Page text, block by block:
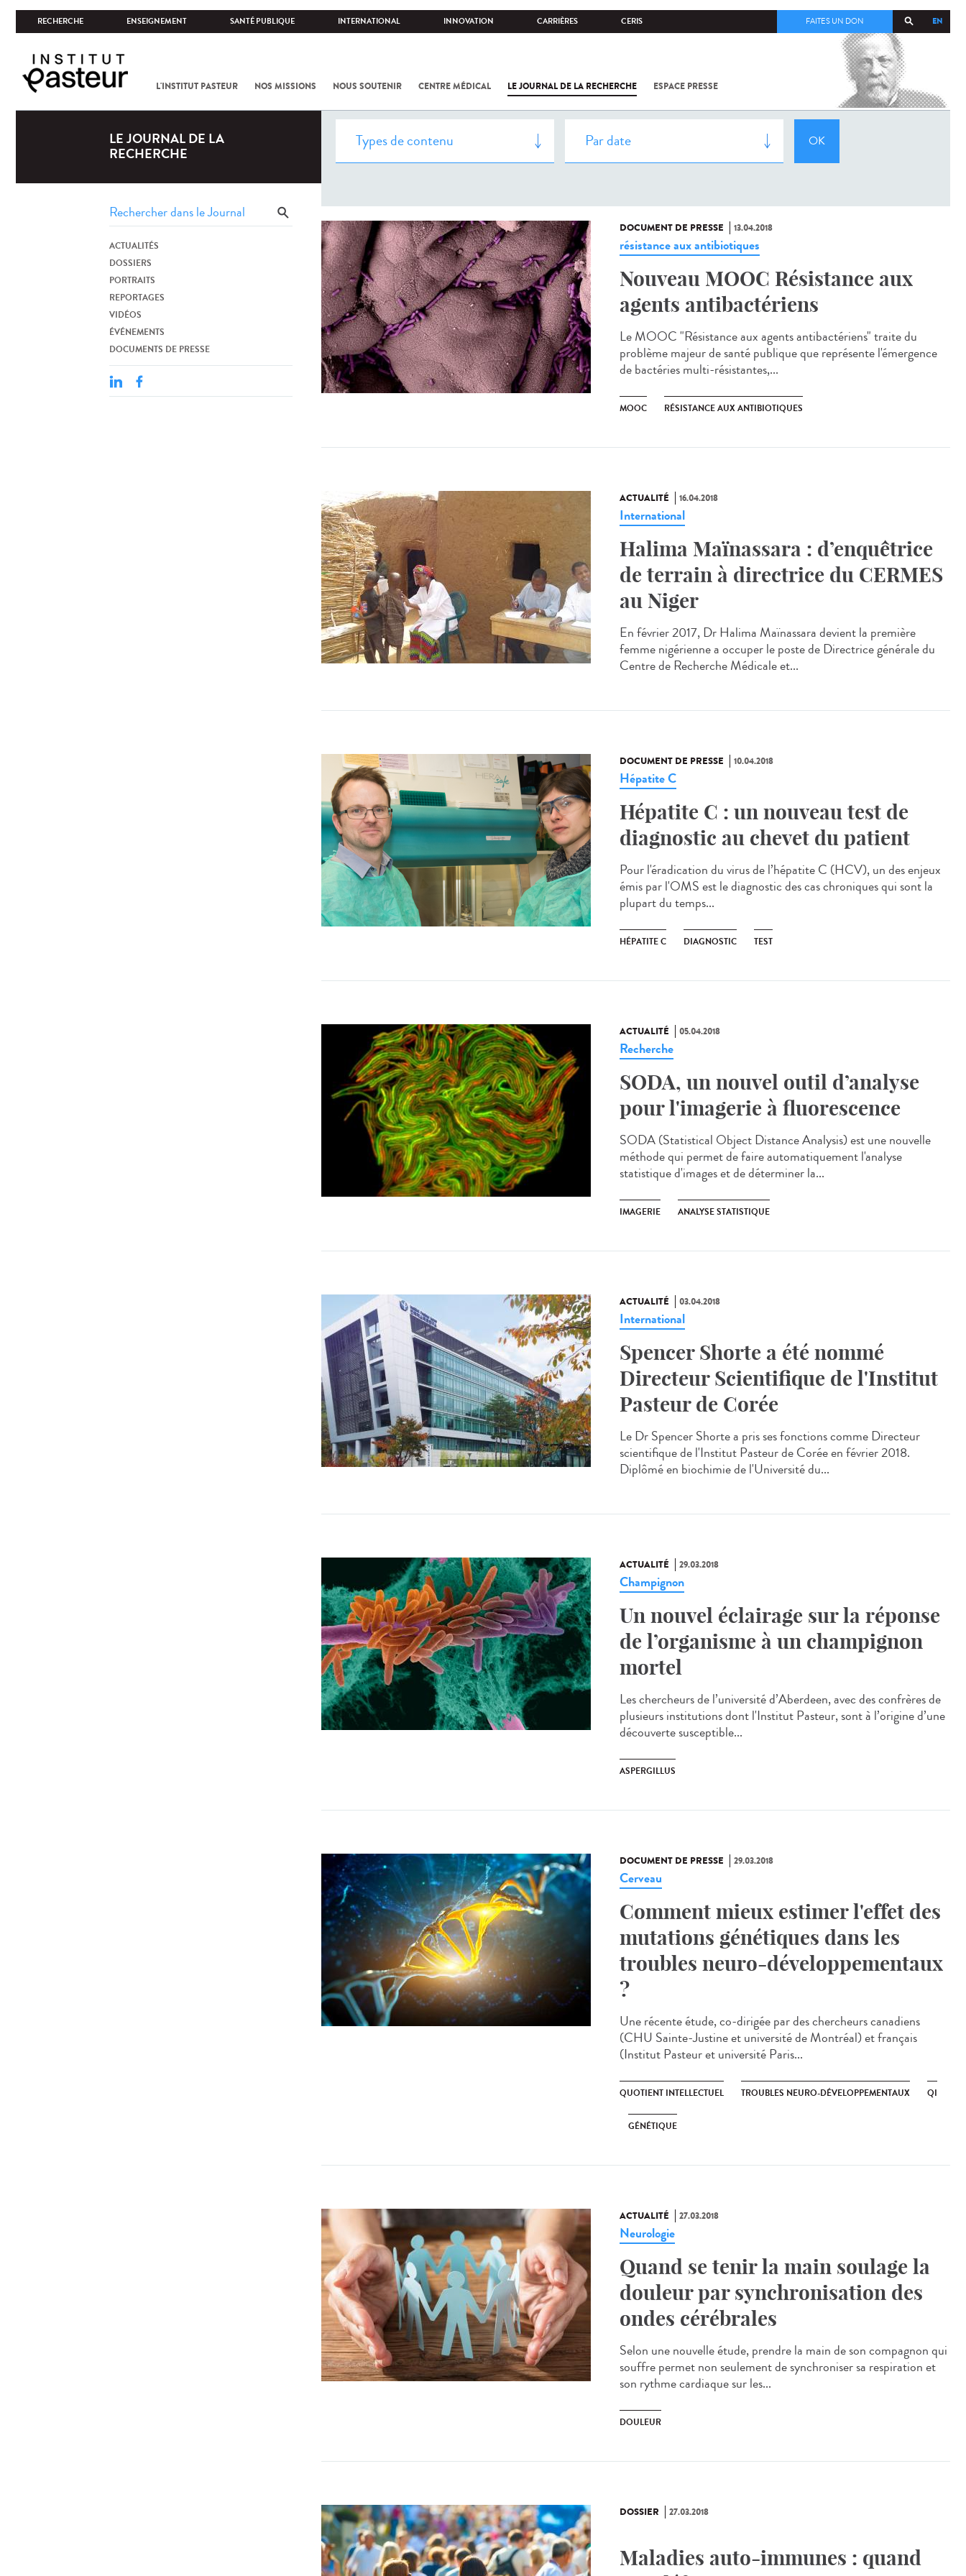
RECHERCHE ENSEIGNEMENT SANTÉ PUBLIQUE INTERNATIONAL INNOVATION CARRIÈRES CERIS EN
FAITES UN DON
L'INSTITUT PASTEUR NOS MISSIONS NOUS SOUTENIR CENTRE MÉDICAL LE JOURNAL DE LA RECHERCHE ESPACE PRESSE
COV-2 /
L'INSTITUT
PASTEUR
LE JOURNAL DE LA
RECHERCHE
ACTUALITÉS
DOSSIERS
PORTRAITS
REPORTAGES
VIDÉOS
ÉVÉNEMENTS
DOCUMENTS DE PRESSE
DOCUMENT DE PRESSE 13.04.2018
résistance aux antibiotiques
Nouveau MOOC Résistance aux
agents antibactériens
Le MOOC "Résistance aux agents antibactériens" traite du
problème majeur de santé publique que représente l'émergence
de bactéries multi-résistantes,...
MOOC RÉSISTANCE AUX ANTIBIOTIQUES
ACTUALITÉ 16.04.2018
International
Halima Maïnassara : d’enquêtrice
de terrain à directrice du CERMES
au Niger
En février 2017, Dr Halima Maïnassara devient la première
femme nigérienne a occuper le poste de Directrice générale du
Centre de Recherche Médicale et...
DOCUMENT DE PRESSE 10.04.2018
Hépatite C
Hépatite C : un nouveau test de
diagnostic au chevet du patient
Pour l'éradication du virus de l’hépatite C (HCV), un des enjeux
émis par l'OMS est le diagnostic des cas chroniques qui sont la
plupart du temps...
HÉPATITE C DIAGNOSTIC TEST
ACTUALITÉ 05.04.2018
Recherche
SODA, un nouvel outil d’analyse
pour l'imagerie à fluorescence
SODA (Statistical Object Distance Analysis) est une nouvelle
méthode qui permet de faire automatiquement l'analyse
statistique d'images et de déterminer la...
IMAGERIE ANALYSE STATISTIQUE
ACTUALITÉ 03.04.2018
International
Spencer Shorte a été nommé
Directeur Scientifique de l'Institut
Pasteur de Corée
Le Dr Spencer Shorte a pris ses fonctions comme Directeur
scientifique de l'Institut Pasteur de Corée en février 2018.
Diplômé en biochimie de l'Université du...
ACTUALITÉ 29.03.2018
Champignon
Un nouvel éclairage sur la réponse
de l’organisme à un champignon
mortel
Les chercheurs de l’université d’Aberdeen, avec des confrères de
plusieurs institutions dont l'Institut Pasteur, sont à l’origine d’une
découverte susceptible...
ASPERGILLUS
DOCUMENT DE PRESSE 29.03.2018
Cerveau
Comment mieux estimer l'effet des
mutations génétiques dans les
troubles neuro-développementaux
?
Une récente étude, co-dirigée par des chercheurs canadiens
(CHU Sainte-Justine et université de Montréal) et français
(Institut Pasteur et université Paris...
QUOTIENT INTELLECTUEL TROUBLES NEURO-DÉVELOPPEMENTAUX QI
GÉNÉTIQUE
ACTUALITÉ 27.03.2018
Neurologie
Quand se tenir la main soulage la
douleur par synchronisation des
ondes cérébrales
Selon une nouvelle étude, prendre la main de son compagnon qui
souffre permet non seulement de synchroniser sa respiration et
son rythme cardiaque sur les...
DOULEUR
DOSSIER 27.03.2018
Maladies auto-immunes : quand